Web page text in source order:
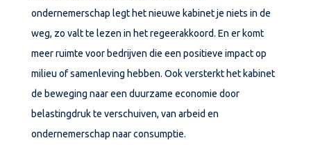
ondernemerschap legt het nieuwe kabinet je niets in de
weg, zo valt te lezen in het regeerakkoord. En er komt
meer ruimte voor bedrijven die een positieve impact op
milieu of samenleving hebben. Ook versterkt het kabinet
de beweging naar een duurzame economie door
belastingdruk te verschuiven, van arbeid en
ondernemerschap naar consumptie.